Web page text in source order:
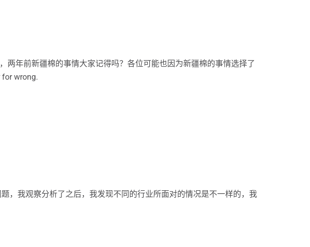
两年前新疆棉的事情大家记得吗？各位可能也因为新疆棉的事情选择了
wrong.
，我观察分析了之后，我发现不同的行业所面对的情况是不一样的，我